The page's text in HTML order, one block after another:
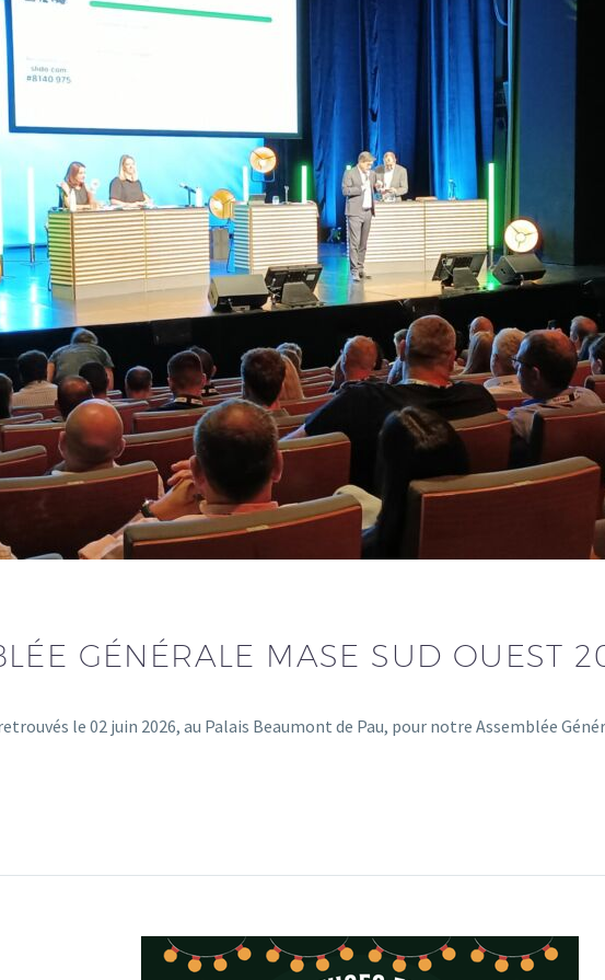
GÉNÉRALE MASE SUD OUEST
le 02 juin 2026, au Palais Beaumont de Pau, pour notre Assemblée